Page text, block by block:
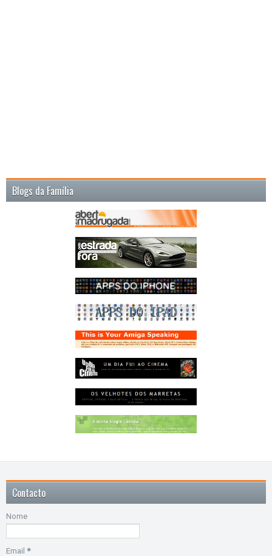
Blogs da Família
Contacto
Nome
Email *